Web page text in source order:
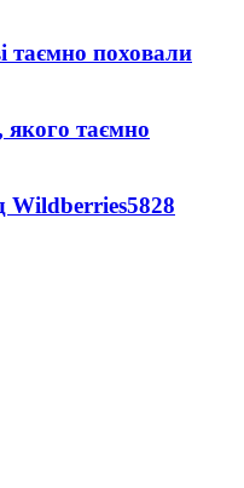
таємно поховали
якого таємно
Wildberries5828